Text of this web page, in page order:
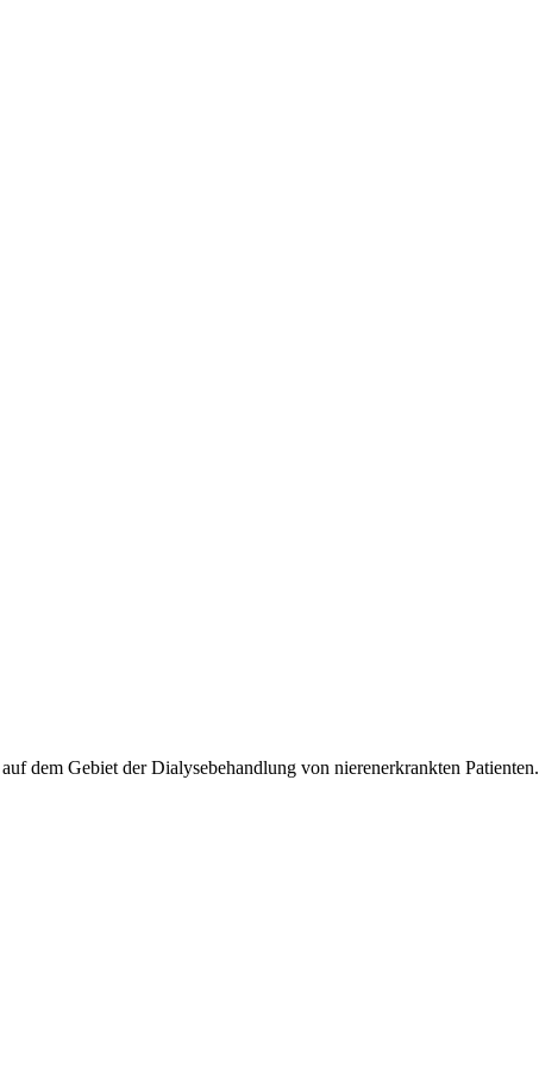
dem Gebiet der Dialysebehandlung von nierenerkrankten Patienten.